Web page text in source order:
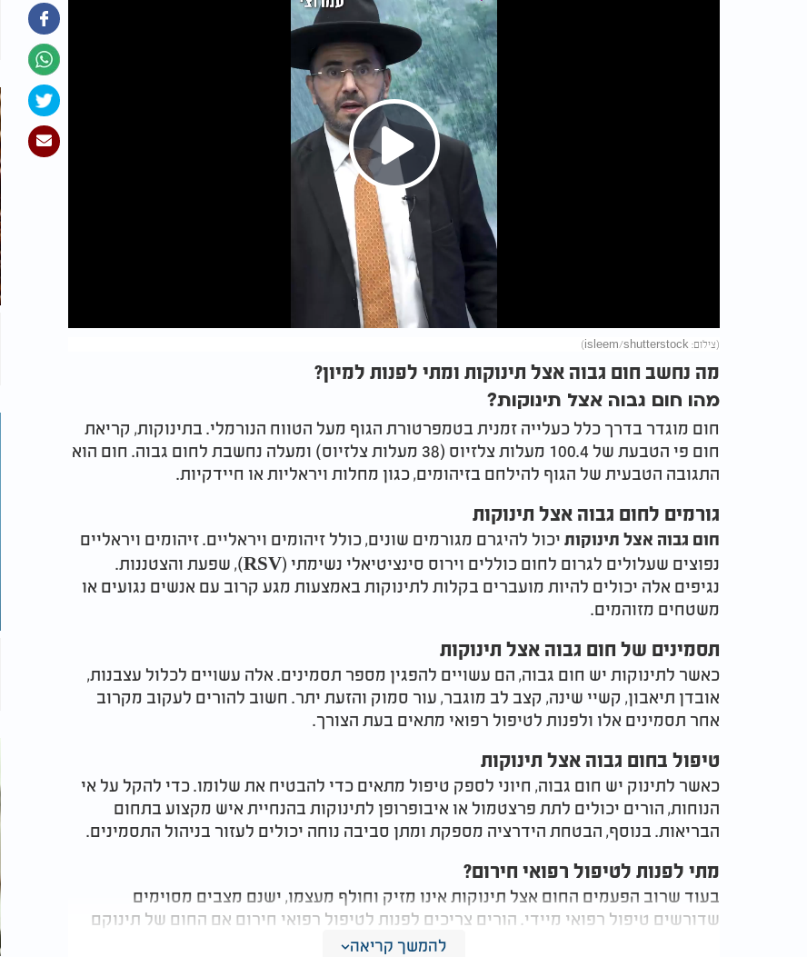
Play
Video
(צילום: isleem/shutterstock)
מה נחשב חום גבוה אצל תינוקות ומתי לפנות למיון?
מהו חום גבוה אצל תינוקות?
חום מוגדר בדרך כלל כעלייה זמנית בטמפרטורת הגוף מעל הטווח הנורמלי. בתינוקות, קריאת
חום פי הטבעת של 100.4 מעלות צלזיוס (38 מעלות צלזיוס) ומעלה נחשבת לחום גבוה. חום הוא
התגובה הטבעית של הגוף להילחם בזיהומים, כגון מחלות ויראליות או חיידקיות.
גורמים לחום גבוה אצל תינוקות
חום גבוה אצל תינוקות יכול להיגרם מגורמים שונים, כולל זיהומים ויראליים. זיהומים ויראליים
נפוצים שעלולים לגרום לחום כוללים וירוס סינציטיאלי נשימתי (RSV), שפעת והצטננות.
נגיפים אלה יכולים להיות מועברים בקלות לתינוקות באמצעות מגע קרוב עם אנשים נגועים או
משטחים מזוהמים.
תסמינים של חום גבוה אצל תינוקות
כאשר לתינוקות יש חום גבוה, הם עשויים להפגין מספר תסמינים. אלה עשויים לכלול עצבנות,
אובדן תיאבון, קשיי שינה, קצב לב מוגבר, עור סמוק והזעת יתר. חשוב להורים לעקוב מקרוב
אחר תסמינים אלו ולפנות לטיפול רפואי מתאים בעת הצורך.
טיפול בחום גבוה אצל תינוקות
כאשר לתינוק יש חום גבוה, חיוני לספק טיפול מתאים כדי להבטיח את שלומו. כדי להקל על אי
הנוחות, הורים יכולים לתת פרצטמול או איבופרופן לתינוקות בהנחיית איש מקצוע בתחום
הבריאות. בנוסף, הבטחת הידרציה מספקת ומתן סביבה נוחה יכולים לעזור בניהול התסמינים.
מתי לפנות לטיפול רפואי חירום?
בעוד שרוב הפעמים החום אצל תינוקות אינו מזיק וחולף מעצמו, ישנם מצבים מסוימים
שדורשים טיפול רפואי מיידי. הורים צריכים לפנות לטיפול רפואי חירום אם החום של תינוקם
מלווה בתסמינים חמורים, כגון קשיי נשימה, התקפים, הקאות מתמשכות או צוואר נוקשה.
להמשך קריאה